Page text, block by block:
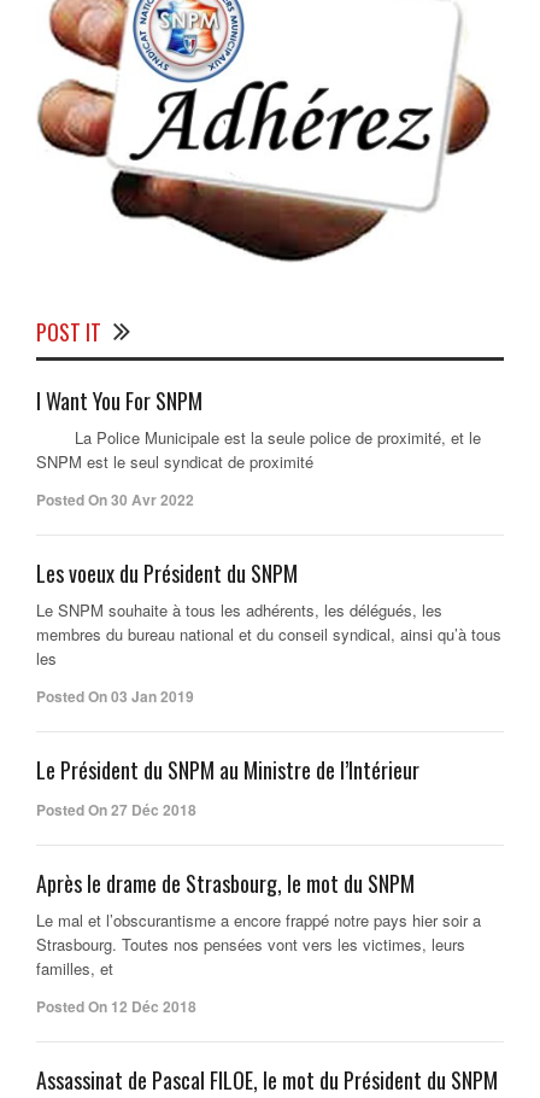
POST IT
I Want You For SNPM
La Police Municipale est la seule police de proximité, et le
SNPM est le seul syndicat de proximité
Posted On 30 Avr 2022
Les voeux du Président du SNPM
Le SNPM souhaite à tous les adhérents, les délégués, les
membres du bureau national et du conseil syndical, ainsi qu’à tous
les
Posted On 03 Jan 2019
Le Président du SNPM au Ministre de l’Intérieur
Posted On 27 Déc 2018
Après le drame de Strasbourg, le mot du SNPM
Le mal et l’obscurantisme a encore frappé notre pays hier soir a
Strasbourg. Toutes nos pensées vont vers les victimes, leurs
familles, et
Posted On 12 Déc 2018
Assassinat de Pascal FILOE, le mot du Président du SNPM